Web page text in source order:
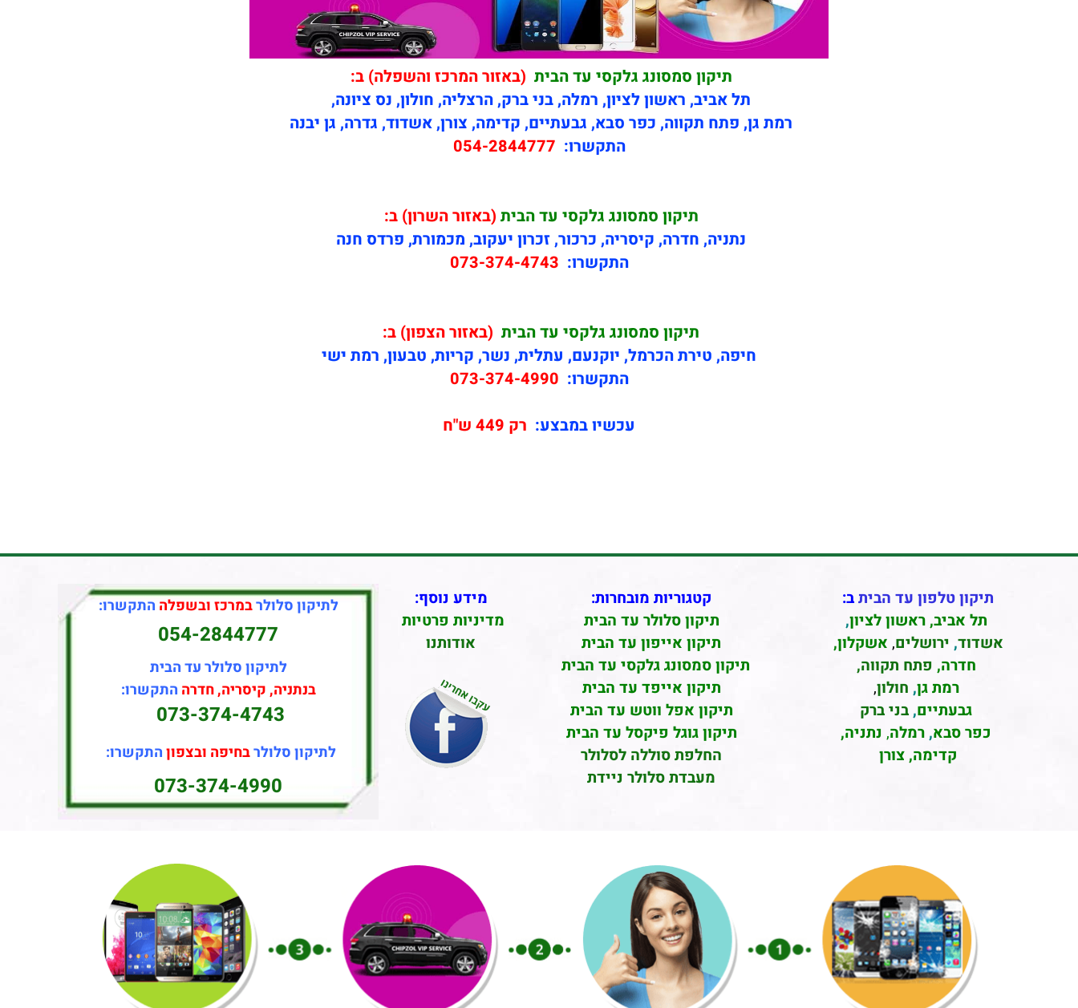
תיקון סמסונג גלקסי עד הבית (באזור המרכז והשפלה) ב:
תל אביב, ראשון לציון, רמלה, בני ברק, הרצליה, חולון, נס ציונה,
רמת גן, פתח תקווה, כפר סבא, גבעתיים, קדימה, צורן, אשדוד, גדרה, גן יבנה
התקשרו: 054-2844777
תיקון סמסונג גלקסי עד הבית (באזור השרון) ב:
נתניה, חדרה, קיסריה, כרכור, זכרון יעקוב, מכמורת, פרדס חנה
התקשרו: 073-374-4743
תיקון סמסונג גלקסי עד הבית (באזור הצפון) ב:
חיפה, טירת הכרמל, יוקנעם, עתלית, נשר, קריות, טבעון, רמת ישי
התקשרו: 073-374-4990
עכשיו במבצע: רק 449 ש"ח
תיקון טלפון עד הביתב:
תל אביב, ראשון לציון,
אשדוד, ירושלים, אשקלון,
חדרה, פתח תקווה,
רמת גן, חולון,
גבעתיים, בני ברק
כפר סבא, רמלה, נתניה,
קדימה, צורן
קטגוריות מובחרות:
תיקון סלולר עד הבית
תיקון אייפון עד הבית
תיקון סמסונג גלקסי עד הבית
תיקון אייפד עד הבית
תיקון אפל ווטש עד הבית
תיקון גוגל פיקסל עד הבית
החלפת סוללה לסלולר
מעבדת סלולר ניידת
מידע נוסף:
מדיניות פרטיות
אודותנו
לתיקון סלולרבמרכז ובשפלה התקשרו:
054-2844777
לתיקון סלולר עד הבית
בנתניה, קיסריה, חדרה התקשרו:
073-374-4743
לתיקון סלולרבחיפה ובצפוןהתקשרו:
073-374-4990